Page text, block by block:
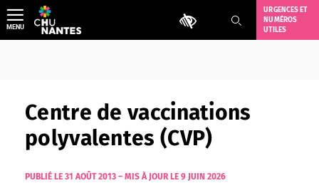
Aller
au
contenu
Outils d'accessibilité
URGENCES ET
NUMÉROS
UTILES
MENU
Centre de vaccinations
polyvalentes (CVP)
PUBLIÉ LE 31 AOÛT 2013 – MIS À JOUR LE 9 JUIN 2026